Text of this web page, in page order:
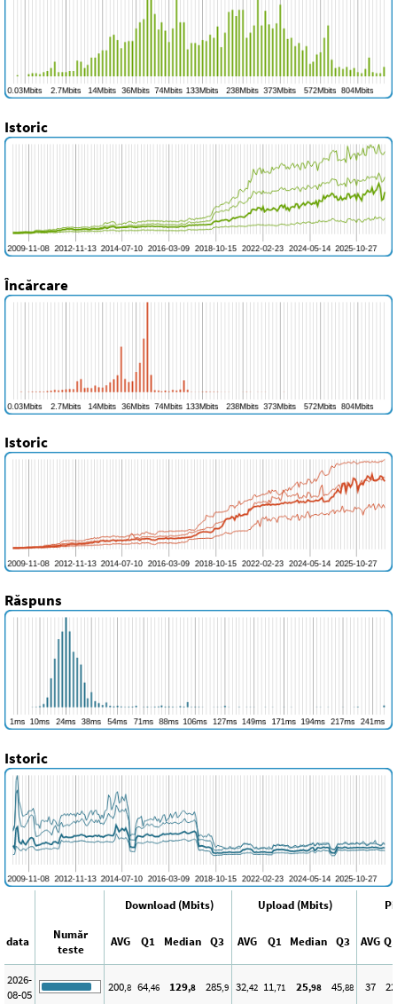
Istoric
Încărcare
Istoric
Răspuns
Istoric
Download (Mbits) Upload (Mbits)
data
Număr
teste
AVG Q1 Median Q3 AVG Q1 Median Q3 AVG Q1
2026-
08-05
200,8 64,46 129,8 285,9 32,42 11,71 25,98 45,88 37 22